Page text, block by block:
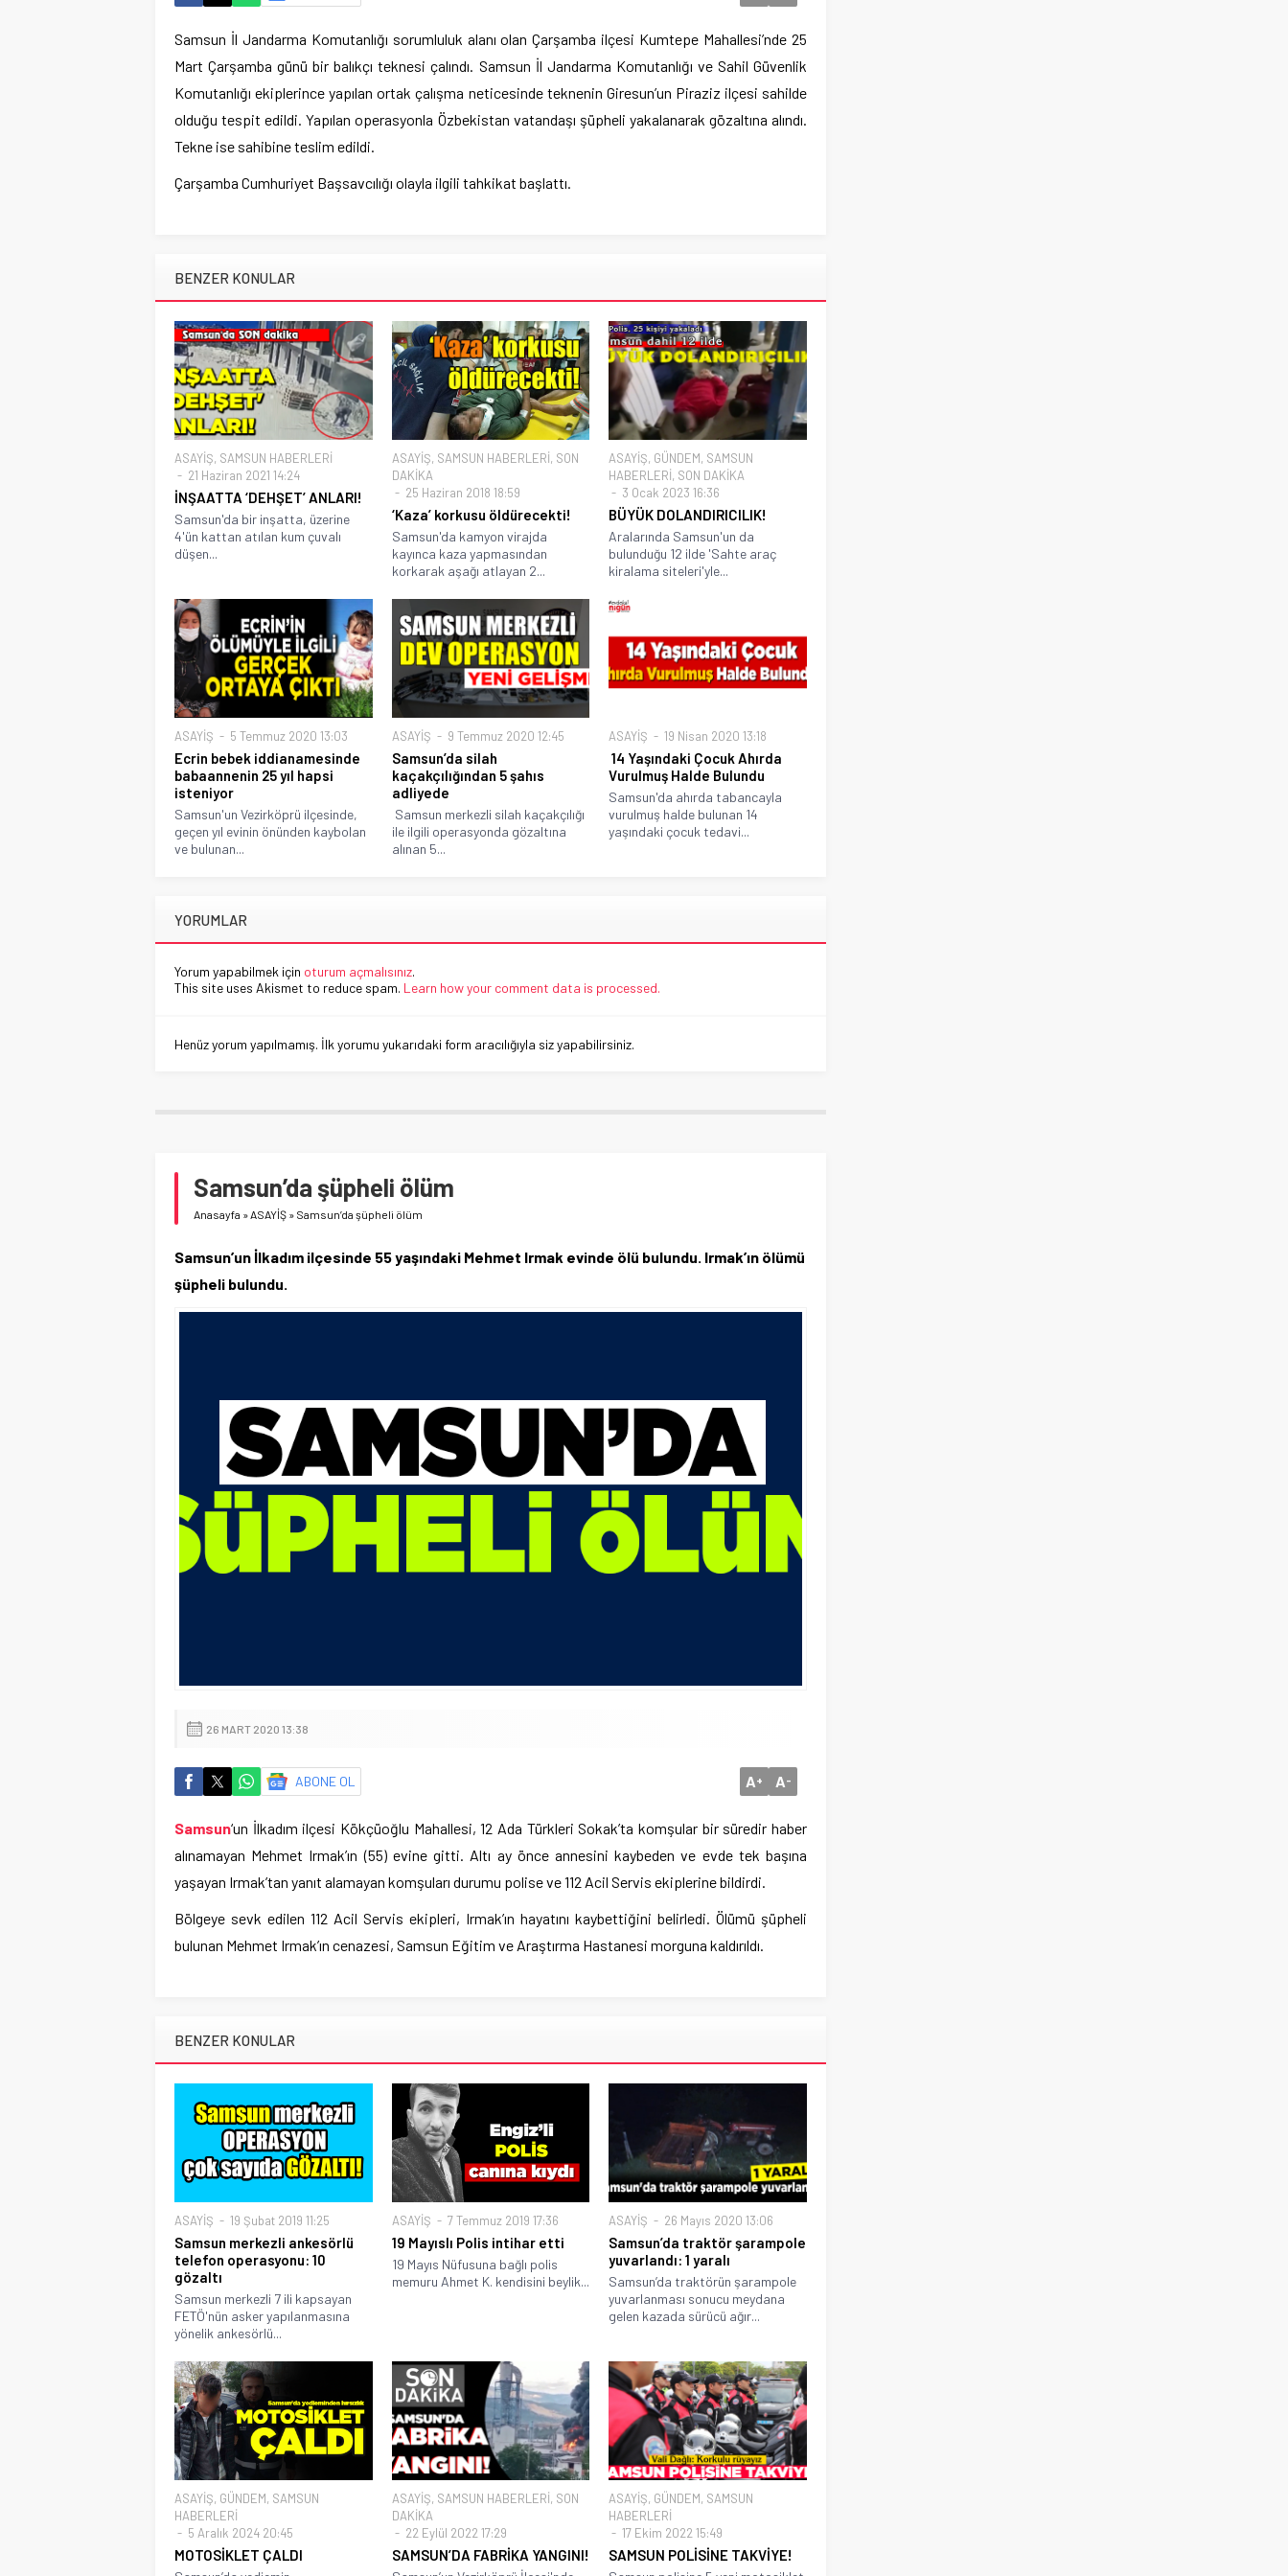
Samsun İl Jandarma Komutanlığı sorumluluk alanı olan Çarşamba ilçesi Kumtepe Mahallesi’nde 25
Mart Çarşamba günü bir balıkçı teknesi çalındı. Samsun İl Jandarma Komutanlığı ve Sahil Güvenlik
Komutanlığı ekiplerince yapılan ortak çalışma neticesinde teknenin Giresun’un Piraziz ilçesi sahilde
olduğu tespit edildi. Yapılan operasyonla Özbekistan vatandaşı şüpheli yakalanarak gözaltına alındı.
Tekne ise sahibine teslim edildi.
Çarşamba Cumhuriyet Başsavcılığı olayla ilgili tahkikat başlattı.
BENZER KONULAR
ASAYİŞ, SAMSUN HABERLERİ
21 Haziran 2021 14:24
İNŞAATTA ‘DEHŞET’ ANLARI!
Samsun'da bir inşatta, üzerine
4'ün kattan atılan kum çuvalı
düşen...
ASAYİŞ, SAMSUN HABERLERİ, SON
DAKİKA
25 Haziran 2018 18:59
‘Kaza’ korkusu öldürecekti!
Samsun'da kamyon virajda
kayınca kaza yapmasından
korkarak aşağı atlayan 2...
ASAYİŞ, GÜNDEM, SAMSUN
HABERLERİ, SON DAKİKA
3 Ocak 2023 16:36
BÜYÜK DOLANDIRICILIK!
Aralarında Samsun'un da
bulunduğu 12 ilde 'Sahte araç
kiralama siteleri'yle...
ASAYİŞ 5 Temmuz 2020 13:03
Ecrin bebek iddianamesinde
babaannenin 25 yıl hapsi
isteniyor
Samsun'un Vezirköprü ilçesinde,
geçen yıl evinin önünden kaybolan
ve bulunan...
ASAYİŞ 9 Temmuz 2020 12:45
Samsun’da silah
kaçakçılığından 5 şahıs
adliyede
Samsun merkezli silah kaçakçılığı
ile ilgili operasyonda gözaltına
alınan 5...
ASAYİŞ 19 Nisan 2020 13:18
14 Yaşındaki Çocuk Ahırda
Vurulmuş Halde Bulundu
Samsun'da ahırda tabancayla
vurulmuş halde bulunan 14
yaşındaki çocuk tedavi...
YORUMLAR
Yorum yapabilmek için oturum açmalısınız.
This site uses Akismet to reduce spam. Learn how your comment data is processed.
Henüz yorum yapılmamış. İlk yorumu yukarıdaki form aracılığıyla siz yapabilirsiniz.
Samsun’da şüpheli ölüm
Anasayfa »ASAYİŞ » Samsun’da şüpheli ölüm
Samsun’un İlkadım ilçesinde 55 yaşındaki Mehmet Irmak evinde ölü bulundu. Irmak’ın ölümü
şüpheli bulundu.
26 MART 2020 13:38
ABONE OL A+ A-
Samsun‘un İlkadım ilçesi Kökçüoğlu Mahallesi, 12 Ada Türkleri Sokak’ta komşular bir süredir haber
alınamayan Mehmet Irmak’ın (55) evine gitti. Altı ay önce annesini kaybeden ve evde tek başına
yaşayan Irmak’tan yanıt alamayan komşuları durumu polise ve 112 Acil Servis ekiplerine bildirdi.
Bölgeye sevk edilen 112 Acil Servis ekipleri, Irmak’ın hayatını kaybettiğini belirledi. Ölümü şüpheli
bulunan Mehmet Irmak’ın cenazesi, Samsun Eğitim ve Araştırma Hastanesi morguna kaldırıldı.
BENZER KONULAR
ASAYİŞ 19 Şubat 2019 11:25
Samsun merkezli ankesörlü
telefon operasyonu: 10
gözaltı
Samsun merkezli 7 ili kapsayan
FETÖ'nün asker yapılanmasına
yönelik ankesörlü...
ASAYİŞ 7 Temmuz 2019 17:36
19 Mayıslı Polis intihar etti
19 Mayıs Nüfusuna bağlı polis
memuru Ahmet K. kendisini beylik...
ASAYİŞ 26 Mayıs 2020 13:06
Samsun’da traktör şarampole
yuvarlandı: 1 yaralı
Samsun’da traktörün şarampole
yuvarlanması sonucu meydana
gelen kazada sürücü ağır...
ASAYİŞ, GÜNDEM, SAMSUN
HABERLERİ
5 Aralık 2024 20:45
MOTOSİKLET ÇALDI
ASAYİŞ, SAMSUN HABERLERİ, SON
DAKİKA
22 Eylül 2022 17:29
SAMSUN’DA FABRİKA YANGINI!
ASAYİŞ, GÜNDEM, SAMSUN
HABERLERİ
17 Ekim 2022 15:49
SAMSUN POLİSİNE TAKVİYE!